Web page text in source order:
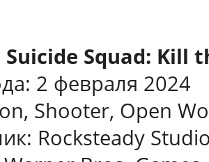
Suicide Squad: Kill
2 февраля 2024
Shooter, Open
Rocksteady